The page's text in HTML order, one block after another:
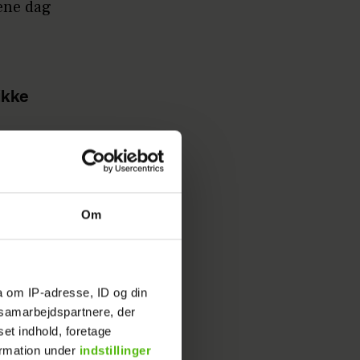
Om
om IP-adresse, ID og din
der
indhold, foretage
under indstillinger
dag
fra